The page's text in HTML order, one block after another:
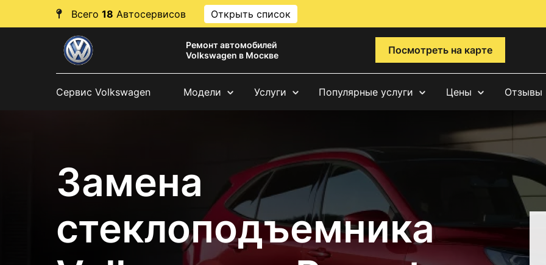
Всего 18 Автосервисов Открыть список
Ремонт автомобилей
Volkswagen в Москве
Посмотреть на карте
Сервис Volkswagen Модели Услуги Популярные услуги Цены Отзывы
Замена
стеклоподъемника